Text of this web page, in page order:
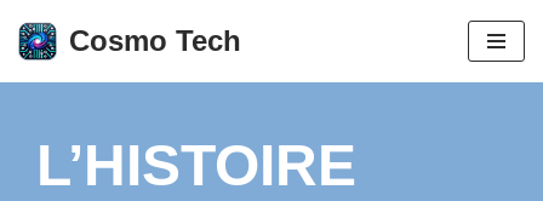
Aller
Cosmo Tech
L’HISTOIRE